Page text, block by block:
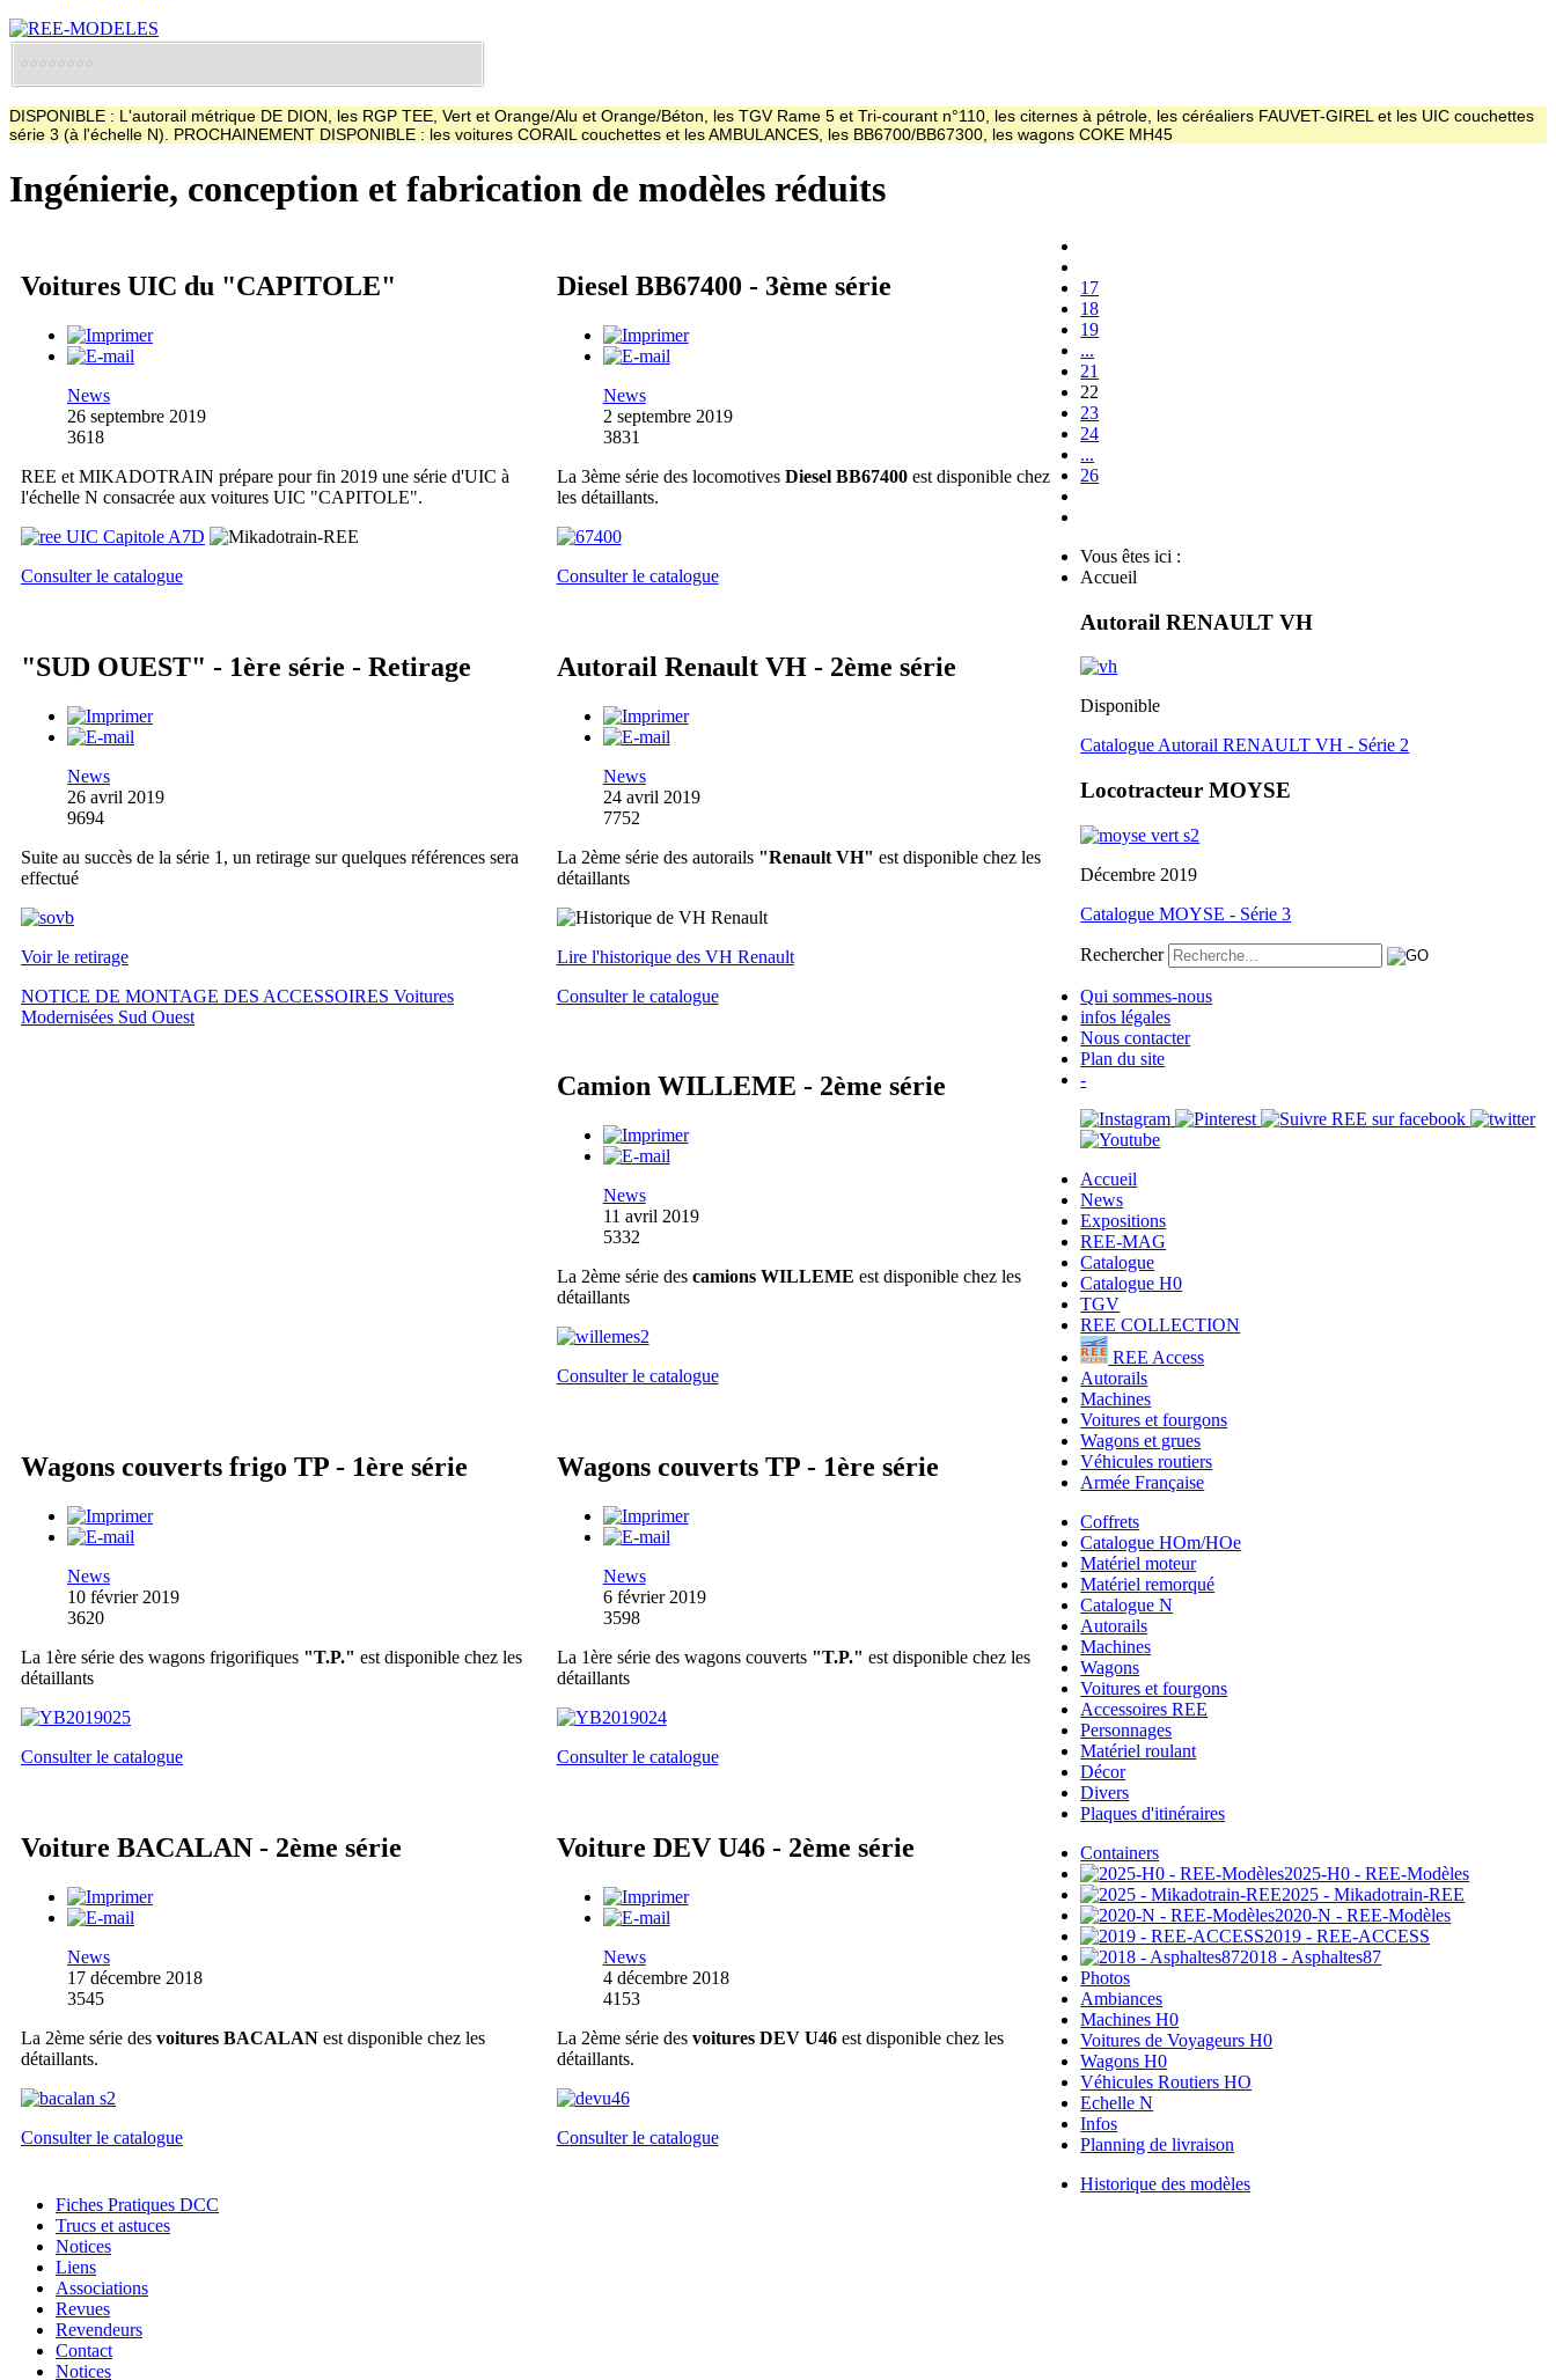
DISPONIBLE : L'autorail métrique DE DION, les RGP TEE, Vert et Orange/Alu et Orange/Béton, les TGV Rame 5 et Tri-courant n°110, les citernes à pétrole, les céréaliers FAUVET-GIREL et les UIC couchettes
série 3 (à l'échelle N). PROCHAINEMENT DISPONIBLE : les voitures CORAIL couchettes et les AMBULANCES, les BB6700/BB67300, les wagons COKE MH45
Ingénierie, conception et fabrication de modèles réduits
Voitures UIC du "CAPITOLE"
News
26 septembre 2019
3618
REE et MIKADOTRAIN prépare pour fin 2019 une série d'UIC à
l'échelle N consacrée aux voitures UIC "CAPITOLE".
Consulter le catalogue
Diesel BB67400 - 3ème série
News
2 septembre 2019
3831
La 3ème série des locomotives Diesel BB67400est disponible chez
les détaillants.
Consulter le catalogue
"SUD OUEST" - 1ère série - Retirage
News
26 avril 2019
9694
Suite au succès de la série 1, un retirage sur quelques références sera
effectué
Voir le retirage
NOTICE DE MONTAGE DES ACCESSOIRES Voitures
Modernisées Sud Ouest
Autorail Renault VH - 2ème série
News
24 avril 2019
7752
La 2ème série des autorails "Renault VH" est disponible chez les
détaillants
Lire l'historique des VH Renault
Consulter le catalogue
Camion WILLEME - 2ème série
News
11 avril 2019
5332
La 2ème série des camions WILLEME est disponible chez les
détaillants
Consulter le catalogue
Wagons couverts frigo TP - 1ère série
News
10 février 2019
3620
La 1ère série des wagons frigorifiques "T.P." est disponible chez les
détaillants
Consulter le catalogue
Wagons couverts TP - 1ère série
News
6 février 2019
3598
La 1ère série des wagons couverts "T.P." est disponible chez les
détaillants
Consulter le catalogue
Voiture BACALAN - 2ème série
News
17 décembre 2018
3545
La 2ème série des voitures BACALAN est disponible chez les
détaillants.
Consulter le catalogue
Voiture DEV U46 - 2ème série
News
4 décembre 2018
4153
La 2ème série des voitures DEV U46est disponible chez les
détaillants.
Consulter le catalogue
17
18
19
...
21
22
23
24
...
26
Vous êtes ici :
Accueil
Autorail RENAULT VH
Disponible
Catalogue Autorail RENAULT VH - Série 2
Locotracteur MOYSE
Décembre 2019
Catalogue MOYSE - Série 3
Rechercher
Qui sommes-nous
infos légales
Nous contacter
Plan du site
-
Accueil
News
Expositions
REE-MAG
Catalogue
Catalogue H0
TGV
REE COLLECTION
REE Access
Autorails
Machines
Voitures et fourgons
Wagons et grues
Véhicules routiers
Armée Française
Coffrets
Catalogue HOm/HOe
Matériel moteur
Matériel remorqué
Catalogue N
Autorails
Machines
Wagons
Voitures et fourgons
Accessoires REE
Personnages
Matériel roulant
Décor
Divers
Plaques d'itinéraires
Containers
2025-H0 - REE-Modèles
2025 - Mikadotrain-REE
2020-N - REE-Modèles
2019 - REE-ACCESS
2018 - Asphaltes87
Photos
Ambiances
Machines H0
Voitures de Voyageurs H0
Wagons H0
Véhicules Routiers HO
Echelle N
Infos
Planning de livraison
Historique des modèles
Fiches Pratiques DCC
Trucs et astuces
Notices
Liens
Associations
Revues
Revendeurs
Contact
Notices